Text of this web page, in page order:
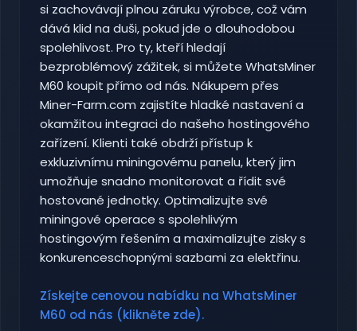
si zachovávají plnou záruku výrobce, což vám
dává klid na duši, pokud jde o dlouhodobou
spolehlivost. Pro ty, kteří hledají
bezproblémový zážitek, si můžete WhatsMiner
M60 koupit přímo od nás. Nákupem přes
Miner-Farm.com zajistíte hladké nastavení a
okamžitou integraci do našeho hostingového
zařízení. Klienti také obdrží přístup k
exkluzivnímu miningovému panelu, který jim
umožňuje snadno monitorovat a řídit své
hostované jednotky. Optimalizujte své
miningové operace s spolehlivým
hostingovým řešením a maximalizujte zisky s
konkurenceschopnými sazbami za elektřinu.
Získejte cenovou nabídku na WhatsMiner
M60 od nás (klikněte zde).